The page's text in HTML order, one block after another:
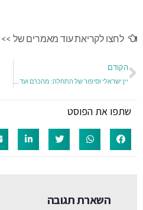
לחצו לקריאת עוד מאמרים של >>
הקודם
שתפו את הפוסט
השארת תגובה